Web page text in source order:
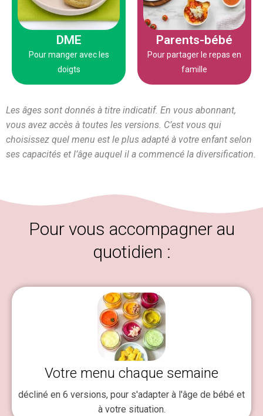
DME
Pour manger avec les
doigts
10 plats / semaine
Des menus 100% finger
food adaptés pour la DME
Parents-bébé
Pour partager le repas en
famille
5 plats soir /
semaine
Des recettes pour les
Les âges sont donnés à titre indicatif. En vous abonnant,
vous avez accès à toutes les versions. C’est vous qui
choisissez quel menu est le plus adapté à votre enfant selon
ses capacités et l’âge auquel il a commencé la diversification.
Pour vous accompagner au
quotidien :
Votre menu chaque semaine
décliné en 6 versions, pour s'adapter à l'âge de bébé et
à votre situation.